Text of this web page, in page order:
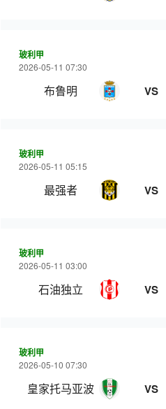
玻利甲
2026-05-11 07:30
布鲁明 VS
玻利甲
2026-05-11 05:15
最强者 VS
玻利甲
2026-05-11 03:00
石油独立 VS
玻利甲
2026-05-10 07:30
皇家托马亚波 VS